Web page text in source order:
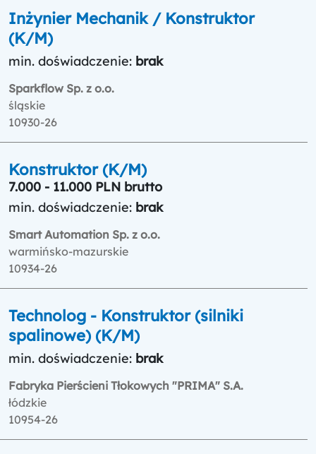
Inżynier Mechanik / Konstruktor
(K/M)
min. doświadczenie: brak
Sparkflow Sp. z o.o.
śląskie
10930-26
Konstruktor (K/M)
7.000 - 11.000 PLN brutto
min. doświadczenie: brak
Smart Automation Sp. z o.o.
warmińsko-mazurskie
10934-26
Technolog - Konstruktor (silniki
spalinowe) (K/M)
min. doświadczenie: brak
Fabryka Pierścieni Tłokowych "PRIMA" S.A.
łódzkie
10954-26